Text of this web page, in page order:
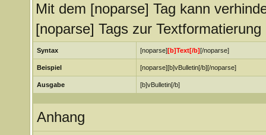
Mit dem [noparse] Tag kann
[noparse] Tags zur
Syntax [noparse][b]Text[/b][/noparse]
Beispiel [noparse][b]vBulletin[/b][/noparse]
Ausgabe [b]vBulletin[/b]
Anhang